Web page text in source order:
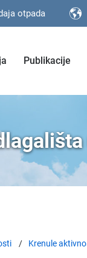
otpada
Publikacije
Krenule